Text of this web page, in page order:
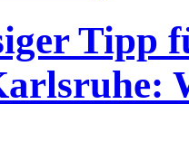
Tipp